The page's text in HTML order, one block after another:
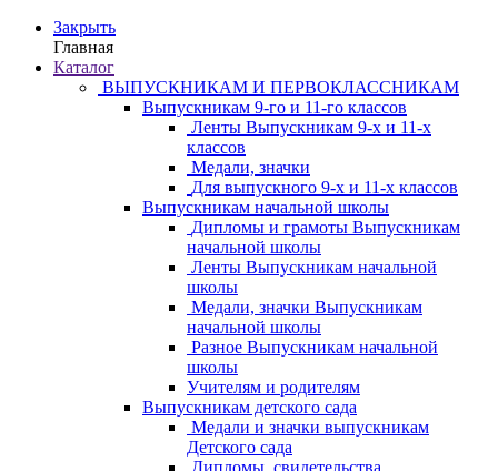
Закрыть
Главная
Каталог
ВЫПУСКНИКАМ И ПЕРВОКЛАССНИКАМ
Выпускникам 9-го и 11-го классов
Ленты Выпускникам 9-х и 11-х
классов
Медали, значки
Для выпускного 9-х и 11-х классов
Выпускникам начальной школы
Дипломы и грамоты Выпускникам
начальной школы
Ленты Выпускникам начальной
школы
Медали, значки Выпускникам
начальной школы
Разное Выпускникам начальной
школы
Учителям и родителям
Выпускникам детского сада
Медали и значки выпускникам
Детского сада
Дипломы, свидетельства